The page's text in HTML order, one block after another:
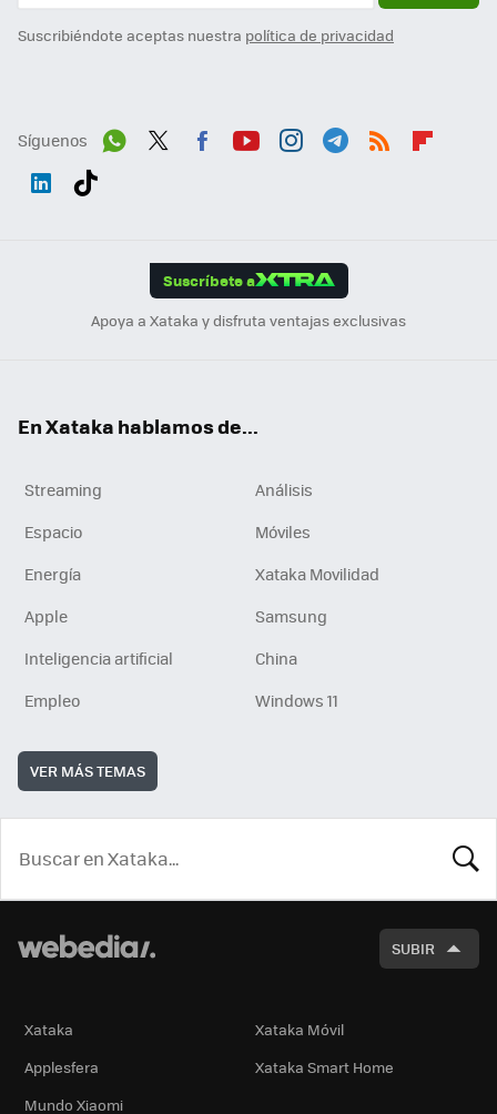
Suscribiéndote aceptas nuestra política de privacidad
Síguenos
Suscríbete a
Apoya a Xataka y disfruta ventajas exclusivas
En Xataka hablamos de...
Streaming
Análisis
Espacio
Móviles
Energía
Xataka Movilidad
Apple
Samsung
Inteligencia artificial
China
Empleo
Windows 11
VER MÁS TEMAS
SUBIR
Xataka
Xataka Móvil
Applesfera
Xataka Smart Home
Mundo Xiaomi